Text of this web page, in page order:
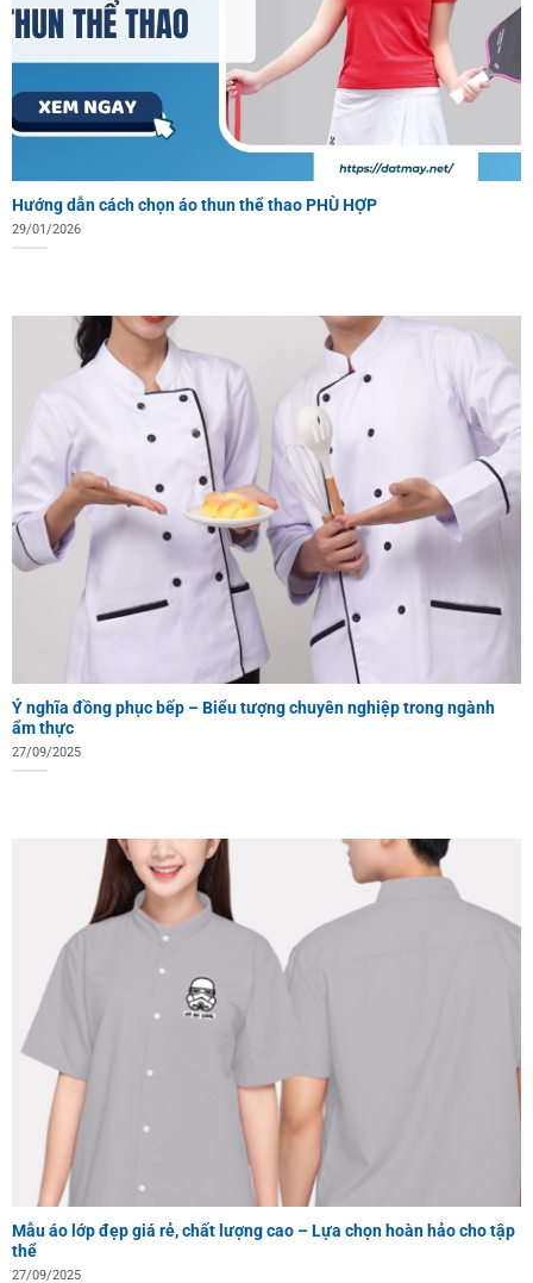
Hướng dẫn cách chọn áo thun thể thao PHÙ HỢP
29/01/2026
Ý nghĩa đồng phục bếp – Biểu tượng chuyên nghiệp trong ngành
ẩm thực
27/09/2025
Mẫu áo lớp đẹp giá rẻ, chất lượng cao – Lựa chọn hoàn hảo cho tập
thể
27/09/2025